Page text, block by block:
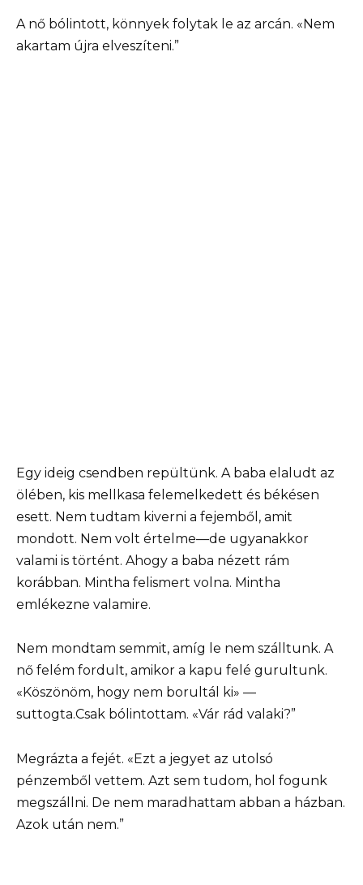
A nő bólintott, könnyek folytak le az arcán. «Nem
akartam újra elveszíteni.”
Egy ideig csendben repültünk. A baba elaludt az
ölében, kis mellkasa felemelkedett és békésen
esett. Nem tudtam kiverni a fejemből, amit
mondott. Nem volt értelme—de ugyanakkor
valami is történt. Ahogy a baba nézett rám
korábban. Mintha felismert volna. Mintha
emlékezne valamire.
Nem mondtam semmit, amíg le nem szálltunk. A
nő felém fordult, amikor a kapu felé gurultunk.
«Köszönöm, hogy nem borultál ki» —
suttogta.Csak bólintottam. «Vár rád valaki?”
Megrázta a fejét. «Ezt a jegyet az utolsó
pénzemből vettem. Azt sem tudom, hol fogunk
megszállni. De nem maradhattam abban a házban.
Azok után nem.”